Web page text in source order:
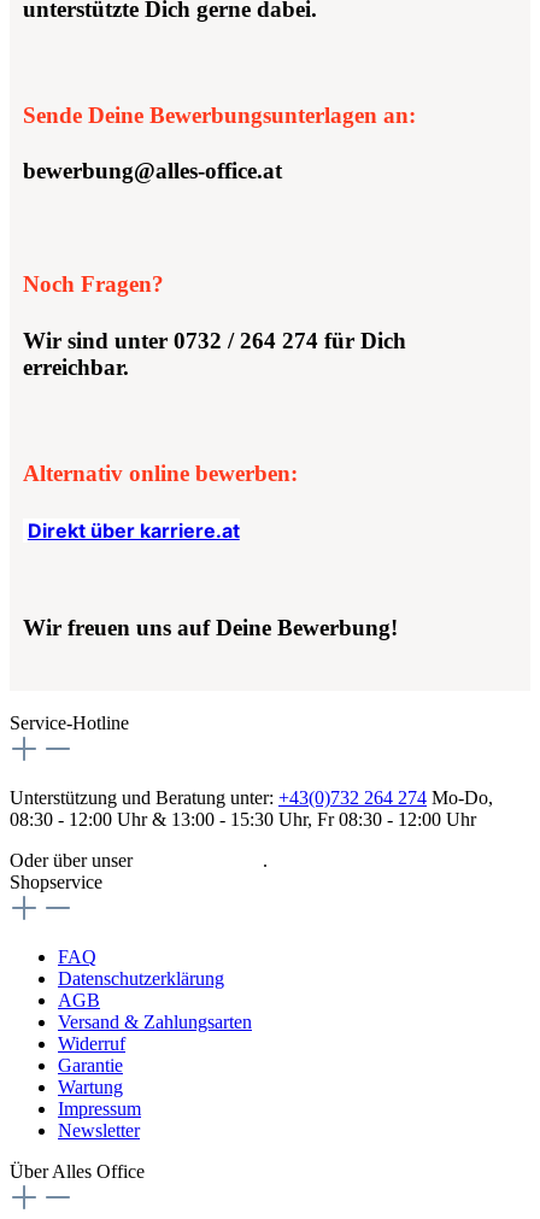
unterstützte Dich gerne dabei.
Sende Deine Bewerbungsunterlagen an:
bewerbung@alles-office.at
Noch Fragen?
Wir sind unter 0732 / 264 274für Dich
erreichbar.
Alternativ online bewerben:
Direkt über karriere.at
Wir freuen uns auf Deine Bewerbung!
Service-Hotline
Unterstützung und Beratung unter: +43(0)732 264 274 Mo-Do,
08:30 - 12:00 Uhr & 13:00 - 15:30 Uhr, Fr 08:30 - 12:00 Uhr
Oder über unser
.
Shopservice
FAQ
Datenschutzerklärung
AGB
Versand & Zahlungsarten
Widerruf
Garantie
Wartung
Impressum
Newsletter
Über Alles Office